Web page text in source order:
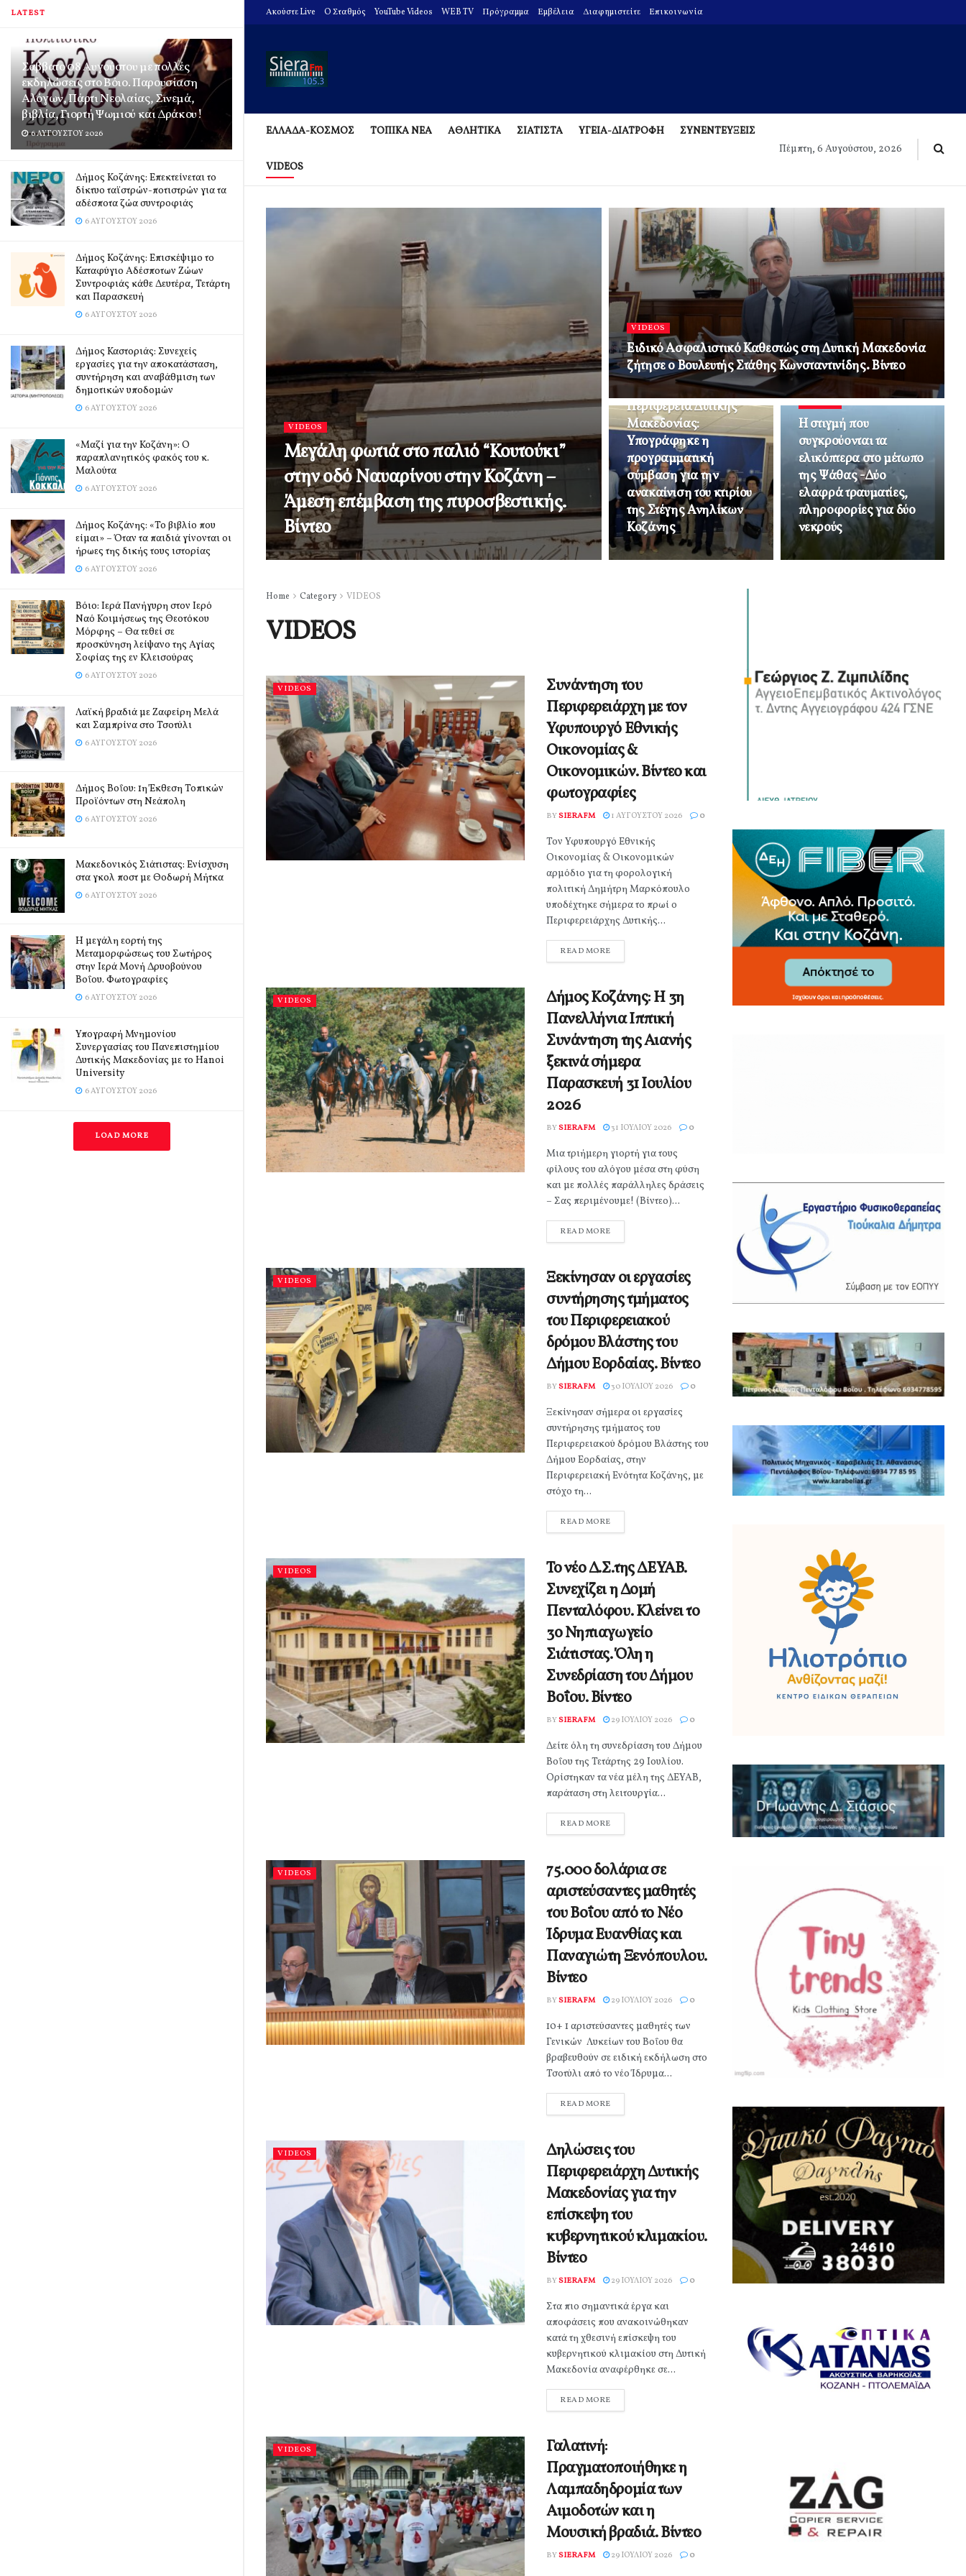
LATEST
Σάββατο 08 Αυγούστου με πολλές
εκδηλώσεις στο Βόιο. Παρουσίαση
Αλόγων, Πάρτι Νεολαίας, Σινεμά,
βιβλία, Γιορτή Ψωμιού και Δράκου!
6 ΑΥΓΟΎΣΤΟΥ 2026
Δήμος Κοζάνης: Επεκτείνεται το
δίκτυο ταϊστρών-ποτιστρών για τα
αδέσποτα ζώα συντροφιάς
6 ΑΥΓΟΎΣΤΟΥ 2026
Δήμος Κοζάνης: Επισκέψιμο το
Καταφύγιο Αδέσποτων Ζώων
Συντροφιάς κάθε Δευτέρα, Τετάρτη
και Παρασκευή
6 ΑΥΓΟΎΣΤΟΥ 2026
Δήμος Καστοριάς: Συνεχείς
εργασίες για την αποκατάσταση,
συντήρηση και αναβάθμιση των
δημοτικών υποδομών
6 ΑΥΓΟΎΣΤΟΥ 2026
«Μαζί για την Κοζάνη»: Ο
παραπλανητικός φακός του κ.
Μαλούτα
6 ΑΥΓΟΎΣΤΟΥ 2026
Δήμος Κοζάνης: «Το βιβλίο που
είμαι» – Όταν τα παιδιά γίνονται οι
ήρωες της δικής τους ιστορίας
6 ΑΥΓΟΎΣΤΟΥ 2026
Βόιο: Ιερά Πανήγυρη στον Ιερό
Ναό Κοιμήσεως της Θεοτόκου
Μόρφης – Θα τεθεί σε
προσκύνηση λείψανο της Αγίας
Σοφίας της εν Κλεισούρας
6 ΑΥΓΟΎΣΤΟΥ 2026
Λαϊκή βραδιά με Ζαφείρη Μελά
και Σαμπρίνα στο Τσοτύλι
6 ΑΥΓΟΎΣΤΟΥ 2026
Δήμος Βοΐου: 1η Έκθεση Τοπικών
Προϊόντων στη Νεάπολη
6 ΑΥΓΟΎΣΤΟΥ 2026
Μακεδονικός Σιάτιστας: Ενίσχυση
στα γκολ ποστ με Θοδωρή Μήτκα
6 ΑΥΓΟΎΣΤΟΥ 2026
Η μεγάλη εορτή της
Μεταμορφώσεως του Σωτήρος
στην Ιερά Μονή Δρυοβούνου
Βοΐου. Φωτογραφίες
6 ΑΥΓΟΎΣΤΟΥ 2026
Υπογραφή Μνημονίου
Συνεργασίας του Πανεπιστημίου
Δυτικής Μακεδονίας με το Hanoi
University
6 ΑΥΓΟΎΣΤΟΥ 2026
LOAD MORE
Ακούστε Live O Σταθμός YouTube Videos WEB TV Πρόγραμμα Εμβέλεια Διαφημιστείτε Επικοινωνία
ΕΛΛΑΔΑ-ΚΟΣΜΟΣ ΤΟΠΙΚΑ ΝΕΑ ΑΘΛΗΤΙΚΑ ΣΙΑΤΙΣΤΑ ΥΓΕΙΑ-ΔΙΑΤΡΟΦΗ ΣΥΝΕΝΤΕΥΞΕΙΣ
VIDEOS
Πέμπτη, 6 Αυγούστου, 2026
VIDEOS
Μεγάλη φωτιά στο παλιό “Κουτούκι”
στην οδό Ναυαρίνου στην Κοζάνη –
Άμεση επέμβαση της πυροσβεστικής.
Βίντεο
VIDEOS
Ειδικό Ασφαλιστικό Καθεστώς στη Δυτική Μακεδονία
ζήτησε ο Βουλευτής Στάθης Κωνσταντινίδης. Βίντεο
VIDEOS
Περιφέρεια Δυτικής
Μακεδονίας:
Υπογράφηκε η
προγραμματική
σύμβαση για την
ανακαίνιση του κτιρίου
της Στέγης Ανηλίκων
Κοζάνης
VIDEOS
Η στιγμή που
συγκρούονται τα
ελικόπτερα στο μέτωπο
της Ψάθας -Δύο
ελαφρά τραυματίες,
πληροφορίες για δύο
νεκρούς
Home Category VIDEOS
VIDEOS
VIDEOS
Συνάντηση του
Περιφερειάρχη με τον
Υφυπουργό Εθνικής
Οικονομίας &
Οικονομικών. Βίντεο και
φωτογραφίες
BYSIERAFM 1 ΑΥΓΟΎΣΤΟΥ 2026 0
Τον Υφυπουργό Εθνικής
Οικονομίας & Οικονομικών
αρμόδιο για τη φορολογική
πολιτική Δημήτρη Μαρκόπουλο
υποδέχτηκε σήμερα το πρωί ο
Περιφερειάρχης Δυτικής...
READ MORE
VIDEOS
Δήμος Κοζάνης: Η 3η
Πανελλήνια Ιππική
Συνάντηση της Αιανής
ξεκινά σήμερα
Παρασκευή 31 Ιουλίου
2026
BYSIERAFM 31 ΙΟΥΛΊΟΥ 2026 0
Μια τριήμερη γιορτή για τους
φίλους του αλόγου μέσα στη φύση
και με πολλές παράλληλες δράσεις
– Σας περιμένουμε! (Βίντεο)...
READ MORE
VIDEOS
Ξεκίνησαν οι εργασίες
συντήρησης τμήματος
του Περιφερειακού
δρόμου Βλάστης του
Δήμου Εορδαίας. Βίντεο
BYSIERAFM 30 ΙΟΥΛΊΟΥ 2026 0
Ξεκίνησαν σήμερα οι εργασίες
συντήρησης τμήματος του
Περιφερειακού δρόμου Βλάστης του
Δήμου Εορδαίας, στην
Περιφερειακή Ενότητα Κοζάνης, με
στόχο τη...
READ MORE
VIDEOS
Το νέο Δ.Σ.της ΔΕΥΑΒ.
Συνεχίζει η Δομή
Πενταλόφου. Κλείνει το
3ο Νηπιαγωγείο
Σιάτιστας. Όλη η
Συνεδρίαση του Δήμου
Βοΐου. Βίντεο
BYSIERAFM 29 ΙΟΥΛΊΟΥ 2026 0
Δείτε όλη τη συνεδρίαση του Δήμου
Βοΐου της Τετάρτης 29 Ιουλίου.
Ορίστηκαν τα νέα μέλη της ΔΕΥΑΒ,
παράταση στη λειτουργία...
READ MORE
VIDEOS
75.000 δολάρια σε
αριστεύσαντες μαθητές
του Βοΐου από το Νέο
Ίδρυμα Ευανθίας και
Παναγιώτη Ξενόπουλου.
Βίντεο
BYSIERAFM 29 ΙΟΥΛΊΟΥ 2026 0
10+ 1 αριστεύσαντες μαθητές των
Γενικών Λυκείων του Βοΐου θα
βραβευθούν σε ειδική εκδήλωση στο
Τσοτύλι από το νέο Ίδρυμα...
READ MORE
VIDEOS
Δηλώσεις του
Περιφερειάρχη Δυτικής
Μακεδονίας για την
επίσκεψη του
κυβερνητικού κλιμακίου.
Βίντεο
BYSIERAFM 29 ΙΟΥΛΊΟΥ 2026 0
Στα πιο σημαντικά έργα και
αποφάσεις που ανακοινώθηκαν
κατά τη χθεσινή επίσκεψη του
κυβερνητικού κλιμακίου στη Δυτική
Μακεδονία αναφέρθηκε σε...
READ MORE
VIDEOS
Γαλατινή:
Πραγματοποιήθηκε η
Λαμπαδηδρομία των
Αιμοδοτών και η
Μουσική βραδιά. Βίντεο
BYSIERAFM 29 ΙΟΥΛΊΟΥ 2026 0